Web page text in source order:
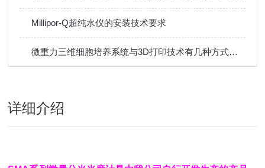
Millipor-Q超纯水仪的安装技术要求
微重力三维细胞培养系统与3D打印技术有几种方式结合
详细介绍